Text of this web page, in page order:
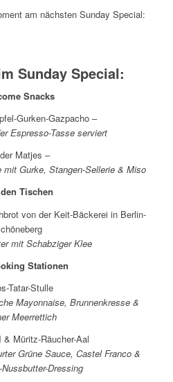
am nächsten Sunday Special:
Sunday Special:
Snacks
Gurken-Gazpacho –
Espresso-Tasse serviert
Matjes –
Gurke, Stangen-Sellerie & Miso
Tischen
von der Keit-Bäckerei in Berlin-
mit Schabziger Klee
Stationen
Tatar-Stulle
Mayonnaise, Brunnenkresse &
Meerrettich
& Müritz-Räucher-Aal
Grüne Sauce, Castel Franco &
Dressing